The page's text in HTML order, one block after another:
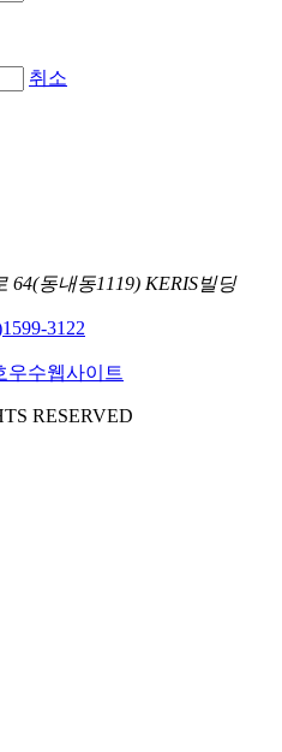
취소
64(동내동1119) KERIS빌딩
1599-3122
RESERVED